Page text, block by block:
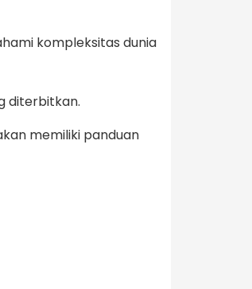
kompleksitas dunia
diterbitkan.
memiliki panduan